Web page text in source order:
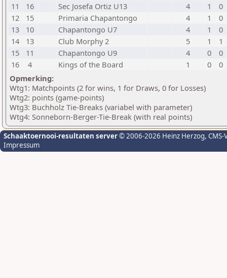
11
16 Sec Josefa Ortiz U13 4 1
0
12
15 Primaria Chapantongo 4 1
0
13
10 Chapantongo U7 4 1
0
14
13 Club Morphy 2 5 1
1
15
11 Chapantongo U9 4 0
0
16
4 Kings of the Board 1 0
0
Opmerking:
Wtg1: Matchpoints (2 for wins, 1 for Draws, 0 for Losses)
Wtg2: points (game-points)
Wtg3: Buchholz Tie-Breaks (variabel with parameter)
Wtg4: Sonneborn-Berger-Tie-Break (with real points)
Schaaktoernooi-resultaten server© 2006-2026 Heinz Herzog,
Impressum